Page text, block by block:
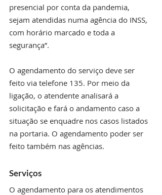
presencial por conta da pandemia,
sejam atendidas numa agência do INSS,
com horário marcado e toda a
segurança”.
O agendamento do serviço deve ser
feito via telefone 135. Por meio da
ligação, o atendente analisará a
solicitação e fará o andamento caso a
situação se enquadre nos casos listados
na portaria. O agendamento poder ser
feito também nas agências.
Serviços
O agendamento para os atendimentos